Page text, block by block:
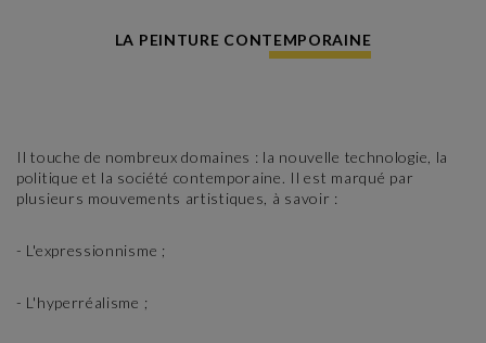
LA PEINTURE CONTEMPORAINE
Il touche de nombreux domaines : la nouvelle technologie, la
politique et la société contemporaine. Il est marqué par
plusieurs mouvements artistiques, à savoir :
- L'expressionnisme ;
- L'hyperréalisme ;